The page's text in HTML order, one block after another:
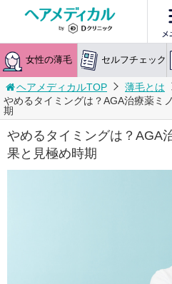
女性の薄毛 セルフチェック
ヘアメディカルTOP
薄毛とは
やめるタイミングは？AGA治療薬ミ
期
やめるタイミングは？AGA
果と見極め時期